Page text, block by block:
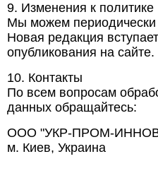
9. Изменения к политике
Мы можем периодически
Новая редакция
опубликования на сайте.
10. Контакты
По всем вопросам
данных обращайтесь:
ООО "УКР-ПРОМ-
м. Киев, Украина